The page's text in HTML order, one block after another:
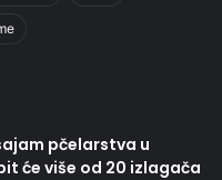
pčelarstva u
će više od 20 izlagača